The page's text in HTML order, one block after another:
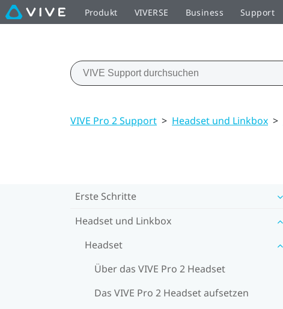
Produkt VIVERSE Business Support
VIVE Pro 2 Support > Headset und Linkbox >
Erste Schritte
Headset und Linkbox
Headset
Über das VIVE Pro 2 Headset
Das VIVE Pro 2 Headset aufsetzen